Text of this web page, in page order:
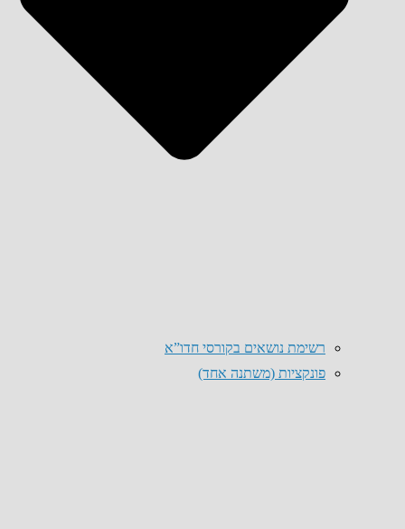
רשימת נושאים בקורסי חדו”א
פונקציות (משתנה אחד)